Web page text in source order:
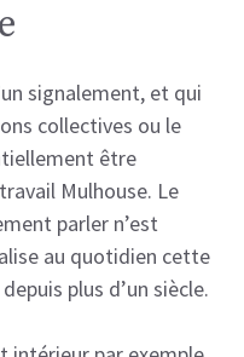
signalement, et qui
collectives ou le
être
Mulhouse. Le
parler n’est
au quotidien cette
plus d’un siècle.